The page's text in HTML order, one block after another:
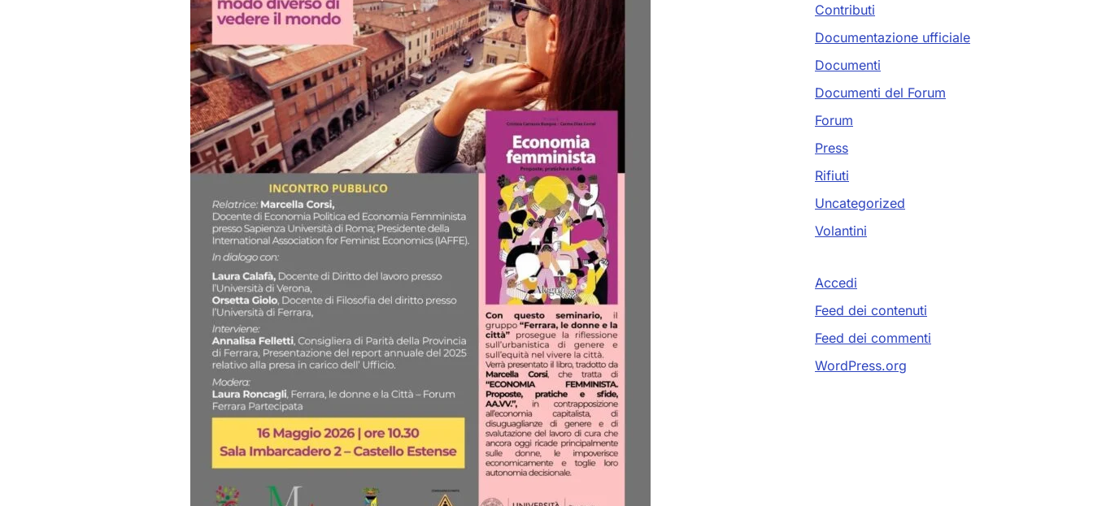
Contributi
Documentazione ufficiale
Documenti
Documenti del Forum
Forum
Press
Rifiuti
Uncategorized
Volantini
Accedi
Feed dei contenuti
Feed dei commenti
WordPress.org